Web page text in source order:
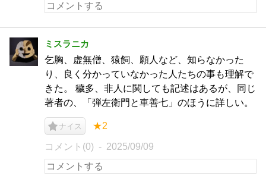
ミスラニカ
乞胸、虚無僧、猿飼、願人など、知らなかった
り、良く分かっていなかった人たちの事も理解で
きた。 穢多、非人に関しても記述はあるが、同じ
著者の、「弾左衛門と車善七」のほうに詳しい。
ナイス ★2
コメント(0) 2025/09/09